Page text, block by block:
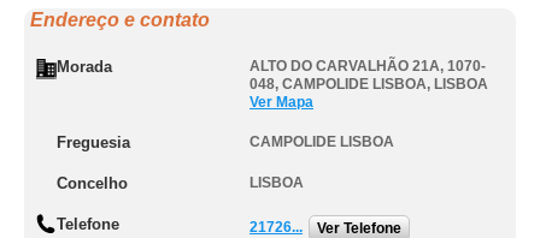
Endereço e contato
Morada
ALTO DO CARVALHÃO 21A, 1070-
048, CAMPOLIDE LISBOA, LISBOA
Ver Mapa
Freguesia CAMPOLIDE LISBOA
Concelho LISBOA
Telefone 21726... Ver Telefone